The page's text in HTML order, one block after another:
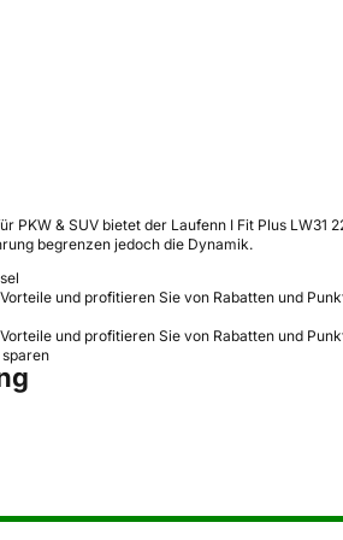
PKW & SUV bietet der Laufenn I Fit Plus
begrenzen jedoch die Dynamik.
und profitieren Sie von Rabatten und
und profitieren Sie von Rabatten und